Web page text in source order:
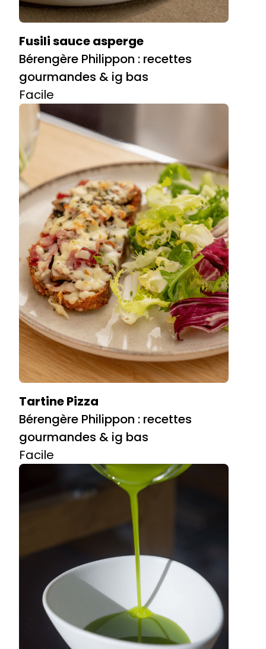
Fusili sauce asperge
Bérengère Philippon : recettes
gourmandes & ig bas
Facile
Tartine Pizza
Bérengère Philippon : recettes
gourmandes & ig bas
Facile